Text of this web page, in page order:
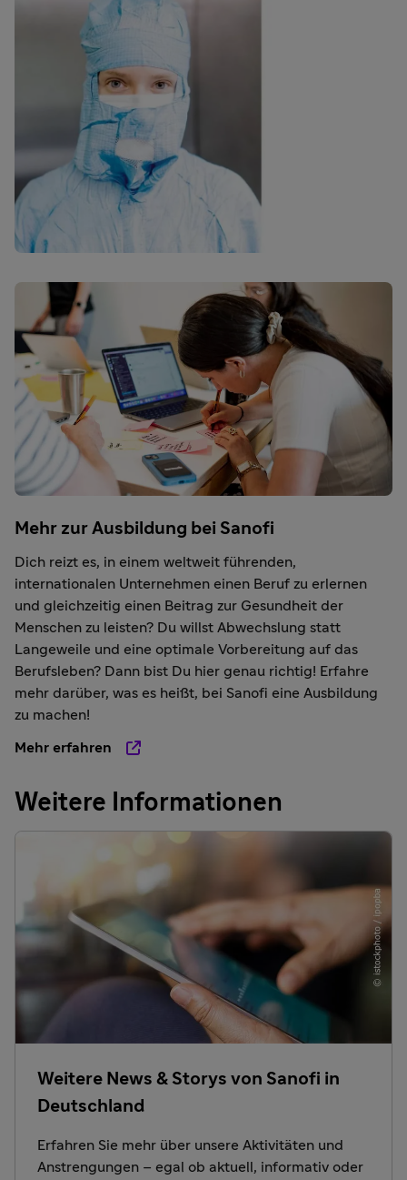
Mehr zur Ausbildung bei Sanofi
Dich reizt es, in einem weltweit führenden,
internationalen Unternehmen einen Beruf zu erlernen
und gleichzeitig einen Beitrag zur Gesundheit der
Menschen zu leisten? Du willst Abwechslung statt
Langeweile und eine optimale Vorbereitung auf das
Berufsleben? Dann bist Du hier genau richtig! Erfahre
mehr darüber, was es heißt, bei Sanofi eine Ausbildung
zu machen!
Mehr erfahren
Weitere Informationen
Weitere News & Storys von Sanofi in
Deutschland
Erfahren Sie mehr über unsere Aktivitäten und
Anstrengungen – egal ob aktuell, informativ oder